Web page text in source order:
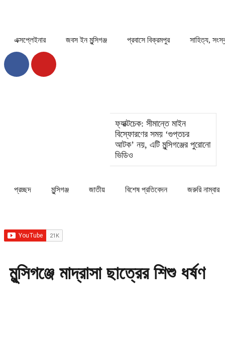
এক্সপ্লেইনার জবস ইন মুন্সিগঞ্জ প্রবাসে বিক্রমপুর সাহিত্য,
ফ্যাক্টচেক: সীমান্তে মাইন
বিস্ফোরণের সময় ‘গুপ্তচর
আটক’ নয়, এটি মুন্সিগঞ্জের পুরোনো
ভিডিও
প্রচ্ছদ মুন্সিগঞ্জ জাতীয় বিশেষ প্রতিবেদন জরুরি নাম্বার
মুন্সিগঞ্জে মাদ্রাসা ছাত্রের শিশু ধর্ষণ